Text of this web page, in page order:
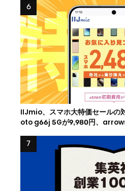
IIJmio、スマホ大特価セールの
oto g66j 5Gが9,980円、